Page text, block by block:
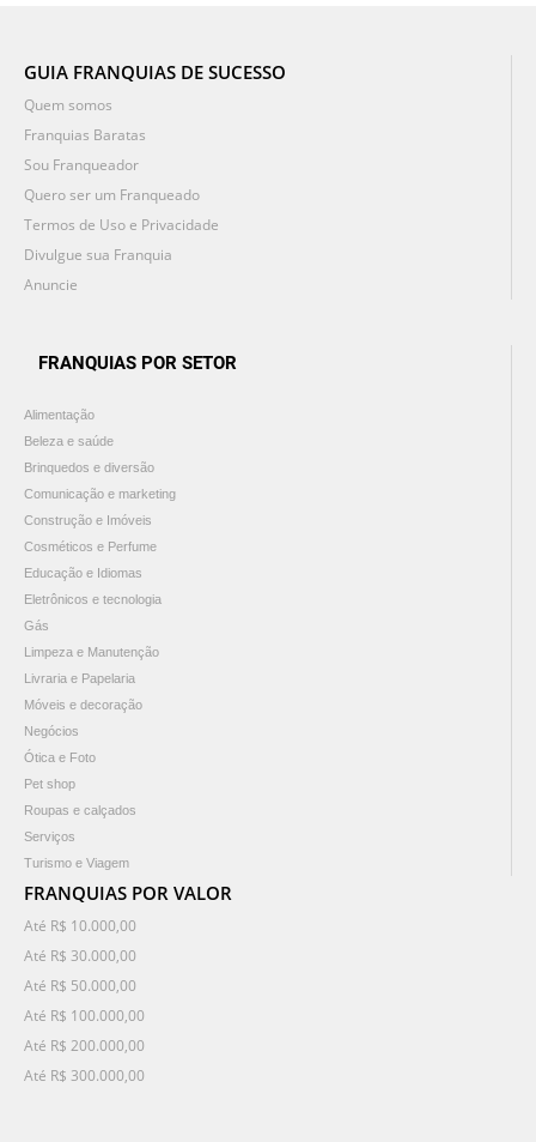
GUIA FRANQUIAS DE SUCESSO
Quem somos
Franquias Baratas
Sou Franqueador
Quero ser um Franqueado
Termos de Uso e Privacidade
Divulgue sua Franquia
Anuncie
FRANQUIAS POR SETOR
Alimentação
Beleza e saúde
Brinquedos e diversão
Comunicação e marketing
Construção e Imóveis
Cosméticos e Perfume
Educação e Idiomas
Eletrônicos e tecnologia
Gás
Limpeza e Manutenção
Livraria e Papelaria
Móveis e decoração
Negócios
Ótica e Foto
Pet shop
Roupas e calçados
Serviços
Turismo e Viagem
FRANQUIAS POR VALOR
Até R$ 10.000,00
Até R$ 30.000,00
Até R$ 50.000,00
Até R$ 100.000,00
Até R$ 200.000,00
Até R$ 300.000,00